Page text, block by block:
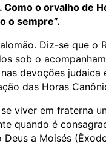
o orvalho de
o sempre”.
Diz-se que o
sob o
devoções
das Horas
viver em fraterna
quando é
a Moisés